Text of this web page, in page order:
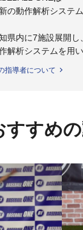
の動作解析システ
県内に7施設展開し
解析システムを用
指導者について
すすめ